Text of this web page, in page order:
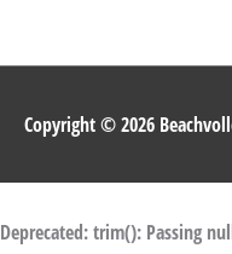
Copyright © 2026
Deprecated: trim(): Passing